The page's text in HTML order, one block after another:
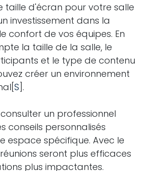
taille d'écran pour votre salle
investissement dans la
confort de vos équipes. En
la taille de la salle, le
et le type de contenu
créer un environnement
S].
un professionnel
conseils personnalisés
espace spécifique. Avec le
seront plus efficaces
plus impactantes.